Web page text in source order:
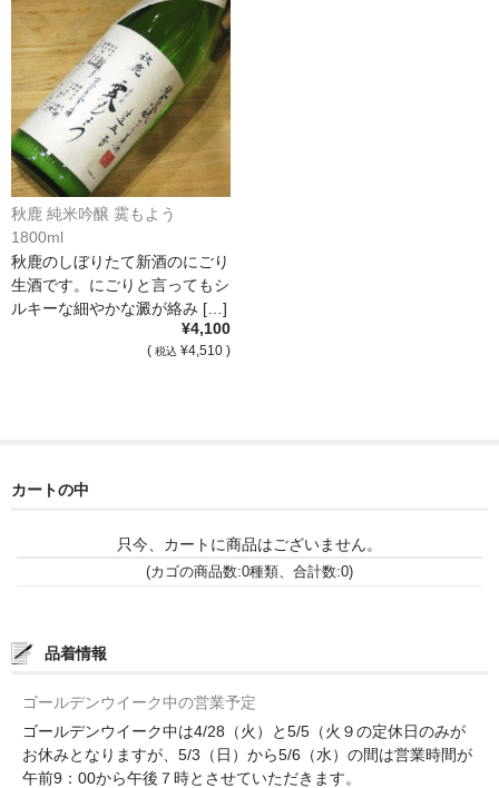
France Loire/ﾌﾗﾝｽ・ﾛﾜｰﾙ
Domaine des Bois Lucas（ﾄﾞﾒｰﾇ･ﾃﾞ･ﾎﾞｱ･ﾙｶ）
Italia/ｲｱﾀﾘｱ
Abruzzo/ｱﾌﾞﾙｯﾂｫ州
Fabulas（ﾌｧﾋﾞｭﾗｽ）
United States of America / ｱﾒﾘｶ合衆国
Broc Cellars（ﾌﾞﾛｯｸ・ｾﾗｰｽﾞ）
キッコウトミ
秋鹿 純米吟醸 霙もよう
1800ml
秋鹿のしぼりたて新酒のにごり
生酒です。にごりと言ってもシ
ルキーな細やかな澱が絡み […]
¥4,100
( 税込 ¥4,510 )
カートの中
只今、カートに商品はございません。
(カゴの商品数:0種類、合計数:0)
品着情報
ゴールデンウイーク中の営業予定
ゴールデンウイーク中は4/28（火）と5/5（火９の定休日のみが
お休みとなりますが、5/3（日）から5/6（水）の間は営業時間が
午前9：00から午後７時とさせていただきます。